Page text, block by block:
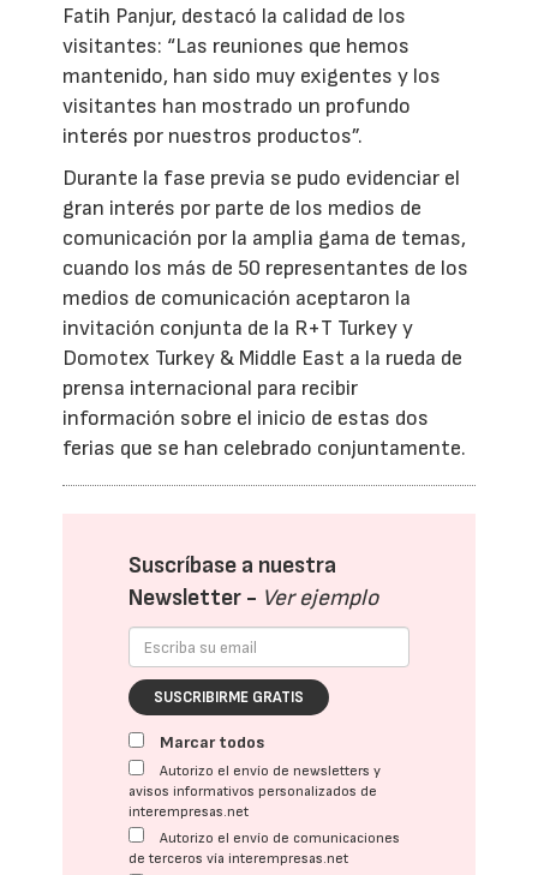
Fatih Panjur, destacó la calidad de los
visitantes: “Las reuniones que hemos
mantenido, han sido muy exigentes y los
visitantes han mostrado un profundo
interés por nuestros productos”.
Durante la fase previa se pudo evidenciar el
gran interés por parte de los medios de
comunicación por la amplia gama de temas,
cuando los más de 50 representantes de los
medios de comunicación aceptaron la
invitación conjunta de la R+T Turkey y
Domotex Turkey & Middle East a la rueda de
prensa internacional para recibir
información sobre el inicio de estas dos
ferias que se han celebrado conjuntamente.
Suscríbase a nuestra
Newsletter - Ver ejemplo
SUSCRIBIRME GRATIS
Marcar todos
Autorizo el envío de newsletters y
avisos informativos personalizados de
interempresas.net
Autorizo el envío de comunicaciones
de terceros vía interempresas.net